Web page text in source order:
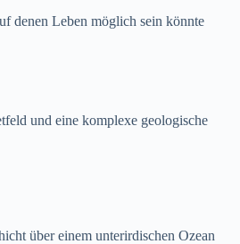
denen Leben möglich sein könnte
und eine komplexe geologische
über einem unterirdischen Ozean